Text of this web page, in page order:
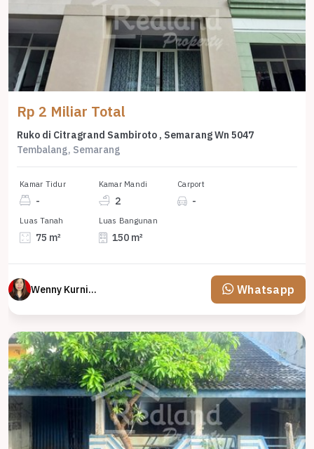
Rp 2 Miliar Total
Ruko di Citragrand Sambiroto , Semarang Wn 5047
Tembalang, Semarang
Kamar Tidur
-
Kamar Mandi
2
Carport
-
Luas Tanah
75 m²
Luas Bangunan
150 m²
Wenny Kurniawati Whatsapp